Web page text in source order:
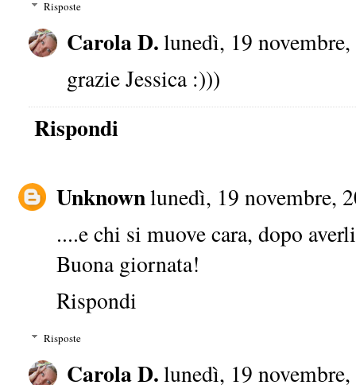
Risposte
Carola D.lunedì, 19
grazie Jessica :)))
Rispondi
Unknownlunedì, 19 novembre,
....e chi si muove cara, dopo
Buona giornata!
Rispondi
Risposte
Carola D.lunedì, 19